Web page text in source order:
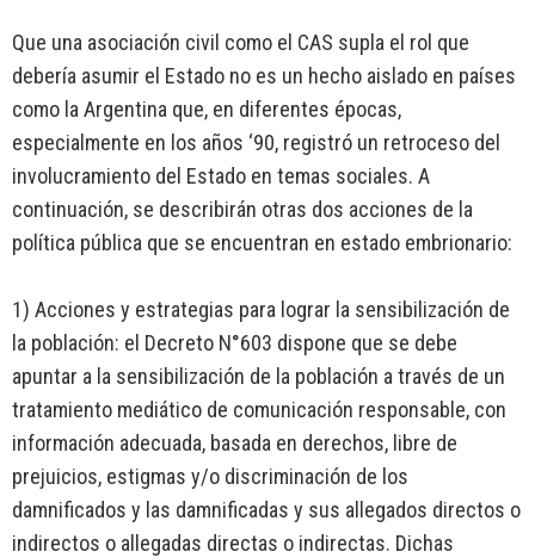
Que una asociación civil como el CAS supla el rol que
debería asumir el Estado no es un hecho aislado en países
como la Argentina que, en diferentes épocas,
especialmente en los años ‘90, registró un retroceso del
involucramiento del Estado en temas sociales. A
continuación, se describirán otras dos acciones de la
política pública que se encuentran en estado embrionario:
1) Acciones y estrategias para lograr la sensibilización de
la población: el Decreto N°603 dispone que se debe
apuntar a la sensibilización de la población a través de un
tratamiento mediático de comunicación responsable, con
información adecuada, basada en derechos, libre de
prejuicios, estigmas y/o discriminación de los
damnificados y las damnificadas y sus allegados directos o
indirectos o allegadas directas o indirectas. Dichas